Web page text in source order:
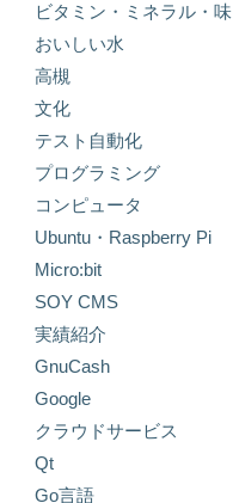
ビタミン・ミネラル・味
おいしい水
高槻
文化
テスト自動化
プログラミング
コンピュータ
Ubuntu・Raspberry Pi
Micro:bit
SOY CMS
実績紹介
GnuCash
Google
クラウドサービス
Qt
Go言語